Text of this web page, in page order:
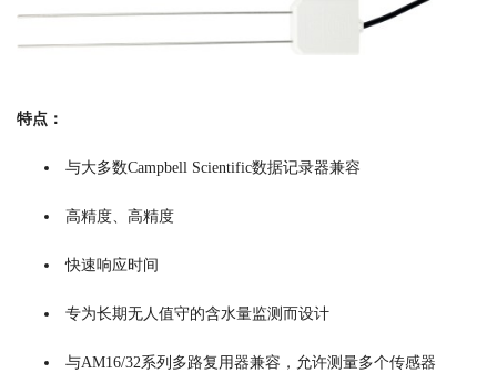
特点：
与大多数Campbell Scientific数据记录器兼容
高精度、高精度
快速响应时间
专为长期无人值守的含水量监测而设计
与AM16/32系列多路复用器兼容，允许测量多个传感器